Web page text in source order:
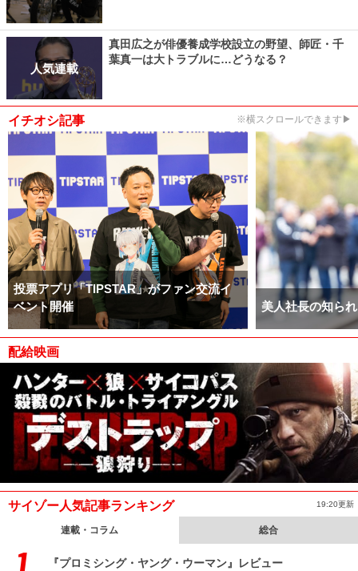
人気連載
真田広之が俳優養成学校設立の野望、師匠・千
葉真一は大トラブルに…どうなる？
イチオシ記事 ※横スクロールできます▶
投票アプリ「TIPSTAR」がファン交流イ
ベント開催
美人社長の知ら
配給映画
サイゾー人気記事ランキング 19:20更新
連載・コラム 総合
『プロミシング・ヤング・ウーマン』レビュー